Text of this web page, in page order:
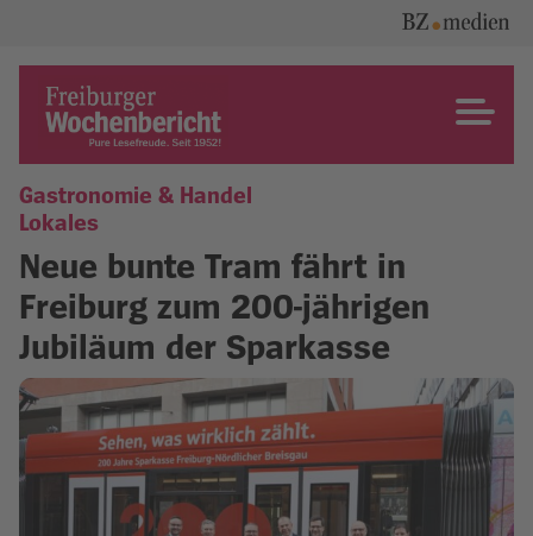
content
Freiburger Wochenbericht
Gastronomie & Handel
Lokales
Neue bunte Tram fährt in
Freiburg zum 200-jährigen
Jubiläum der Sparkasse